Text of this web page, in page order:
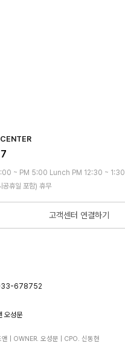
~ PM 5:00 Lunch PM 12:30 ~ 1:30
공휴일 포함) 휴무
고객센터 연결하기
678752
오성문
| OWNER. 오성문 | CPO. 신동현